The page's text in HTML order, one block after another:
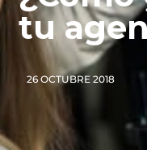
tu
26 OCTUBRE 2018